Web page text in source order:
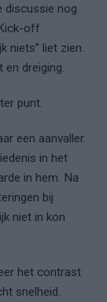
discussie nog
off
niets” liet zien.
dreiging.
punt.
een aanvaller.
in het
in hem. Na
bij
niet in kon
het contrast
snelheid.